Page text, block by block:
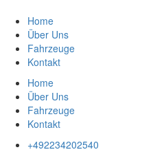
Inhalt
springen
Home
Über Uns
Fahrzeuge
Kontakt
Home
Über Uns
Fahrzeuge
Kontakt
+492234202540